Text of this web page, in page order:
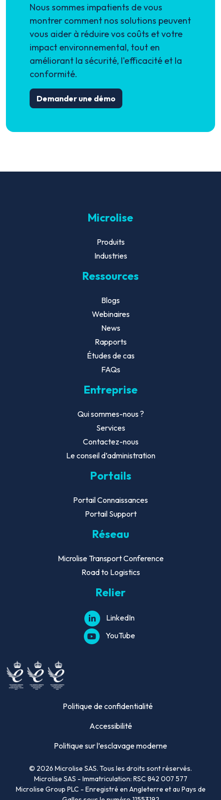
Nous sommes impatients de vous
montrer comment nos solutions peuvent
vous aider à réduire vos coûts et votre
impact environnemental, tout en
améliorant la sécurité, l'efficacité et la
conformité.
Demander une démo
Microlise
Produits
Industries
Ressources
Blogs
Webinaires
News
Rapports
Études de cas
FAQs
Entreprise
Qui sommes-nous ?
Services
Contactez-nous
Le conseil d’administration
Portails
Portail Connaissances
Portail Support
Réseau
Microlise Transport Conference
Road to Logistics
Relier
LinkedIn
YouTube
Politique de confidentialité
Accessibilité
Politique sur l’esclavage moderne
© 2026 Microlise SAS. Tous les droits sont réservés.
Microlise SAS - Immatriculation: RSC 842 007 577
Microlise Group PLC - Enregistré en Angleterre et au Pays de